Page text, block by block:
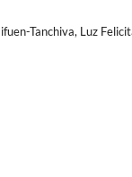
Tanchiva, Luz